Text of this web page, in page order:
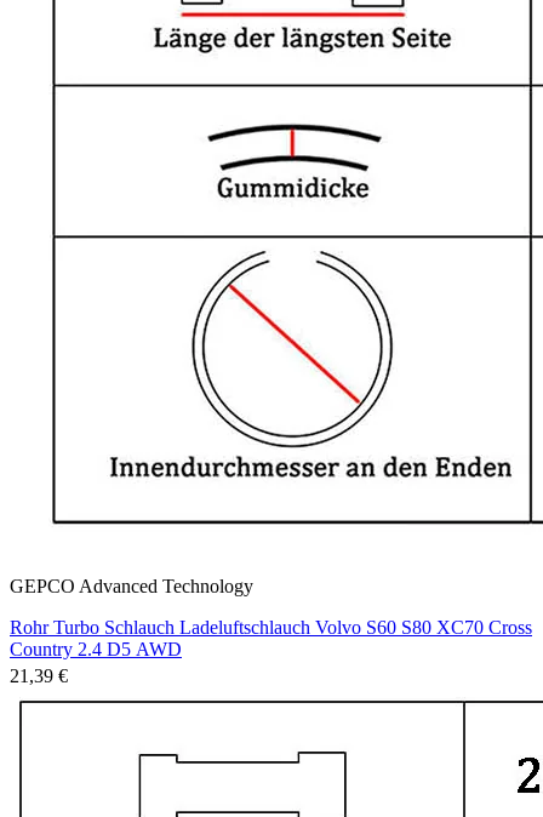
GEPCO Advanced Technology
Rohr Turbo Schlauch Ladeluftschlauch Volvo S60 S80 XC70 Cross
Country 2.4 D5 AWD
21,39 €